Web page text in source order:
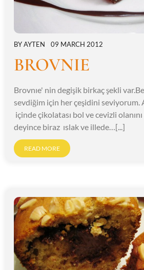
BYAYTEN 09 MARCH 2012
BROVNIE
Brovnıe' nin degişik birkaç şekli
sevdiğim için her çeşidini seviyorum.
içinde çikolatası bol ve cevizli
deyince biraz ıslak ve illede…[...]
READ MORE